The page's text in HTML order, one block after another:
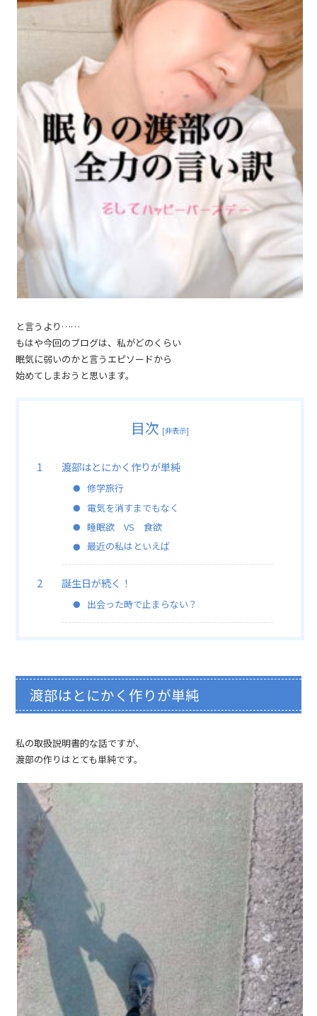
と言うより……
もはや今回のブログは、私がどのくらい
眠気に弱いのかと言うエピソードから
始めてしまおうと思います。
目次 [非表示]
渡部はとにかく作りが単純
修学旅行
電気を消すまでもなく
睡眠欲 VS 食欲
最近の私はといえば
誕生日が続く！
出会った時で止まらない？
渡部はとにかく作りが単純
私の取扱説明書的な話ですが、
渡部の作りはとても単純です。